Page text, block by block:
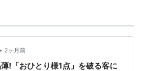
• 2ヶ月前
!「おひとり様1点」を破る客に